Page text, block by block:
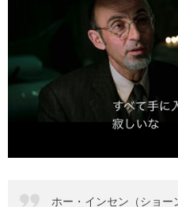
ホー・インセン（ショー